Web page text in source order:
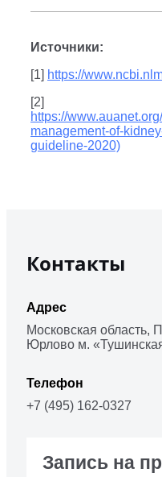
Источники:
[1] https://
[2]
https://
management-of-
guideline-2020)
Контакты
Адрес
Московская область,
Юрлово м.
Телефон
+7 (495) 162-0327
Запись на